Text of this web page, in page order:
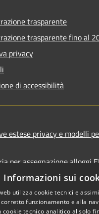
trasparente
trasparente fino al
privacy
di accessibilità
estese privacy e modelli
per assegnazione alloggi
Informazioni sui
utilizza cookie tecnici e
funzionamento e alla
cookie tecnico analitico al solo